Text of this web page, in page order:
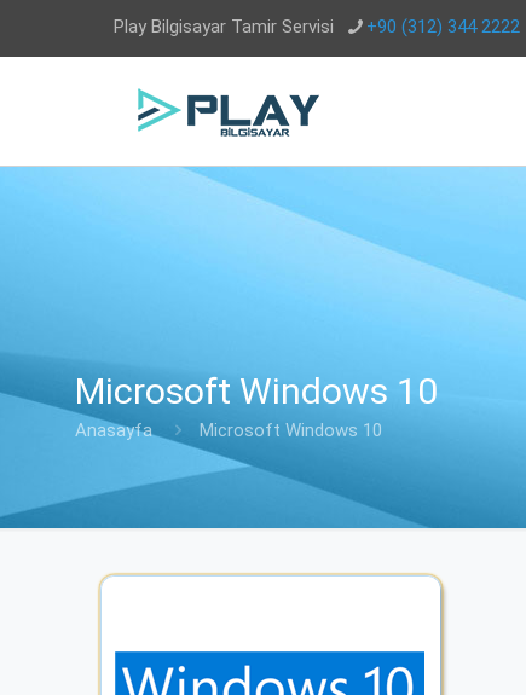
Play Bilgisayar Tamir Servisi +90 (312) 344 2222
Microsoft Windows 10
Anasayfa Microsoft Windows 10